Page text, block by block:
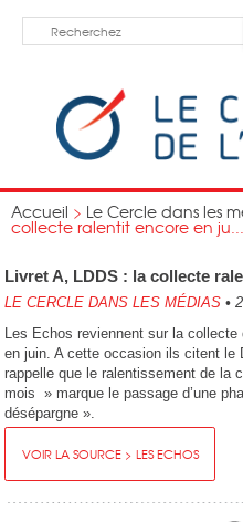
Accueil > Le Cercle dans les
collecte ralentit encore en ju...
Livret A, LDDS : la collecte
LE CERCLE DANS LES MÉDIAS •
Les Echos reviennent sur la collecte
en juin. A cette occasion ils citent le
rappelle que le ralentissement de la
mois » marque le passage d’une
désépargne ».
VOIR LA SOURCE > LES ECHOS